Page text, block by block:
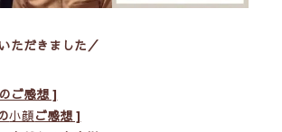
ただきました／
ご感想 ]
小顔ご感想 ]